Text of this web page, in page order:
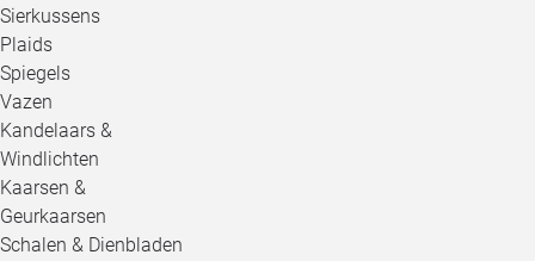
Sierkussens
Plaids
Spiegels
Vazen
Kandelaars &
Windlichten
Kaarsen &
Geurkaarsen
Schalen & Dienbladen